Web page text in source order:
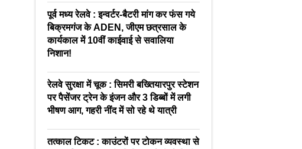
पूर्व मध्य रेलवे : इन्वर्टर-बैटरी मांग कर फंस गये
बिक्रमगंज के ADEN, जीएम छत्रसाल के
कार्यकाल में 10वीं काईवाई से सवालिया
निशान!
रेलवे सुरक्षा में चूक : सिमरी बख्तियारपुर स्टेशन
पर पैसेंजर ट्रेन के इंजन और 3 डिब्बों में लगी
भीषण आग, गहरी नींद में सो रहे थे यात्री
तत्काल टिकट : काउंटरों पर टोकन व्यवस्था से